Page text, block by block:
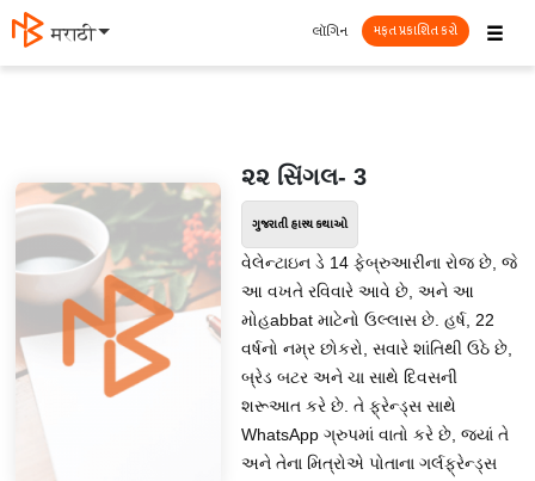
मराठी ☰
લૉગિન મફત પ્રકાશિત કરો
૨૨ સિંગલ- 3
ગુજરાતી હાસ્ય કથાઓ
વેલેન્ટાઇન ડે 14 ફેબ્રુઆરીના રોજ છે, જે
આ વખતે રવિવારે આવે છે, અને આ
મોહabbat માટેનો ઉલ્લાસ છે. હર્ષ, 22
વર્ષનો નમ્ર છોકરો, સવારે શાંતિથી ઉઠે છે,
બ્રેડ બટર અને ચા સાથે દિવસની
શરૂઆત કરે છે. તે ફ્રેન્ડ્સ સાથે
WhatsApp ગ્રુપમાં વાતો કરે છે, જ્યાં તે
અને તેના મિત્રોએ પોતાના ગર્લફ્રેન્ડ્સ